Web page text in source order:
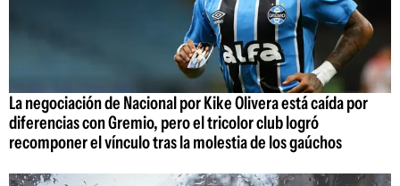
La negociación de Nacional por Kike Olivera está caída por
diferencias con Gremio, pero el tricolor club logró
recomponer el vínculo tras la molestia de los gaúchos